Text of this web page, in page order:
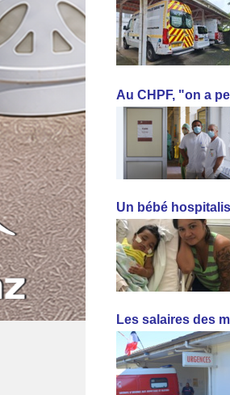
Au CHPF, "on a
Un bébé
Les salaires des